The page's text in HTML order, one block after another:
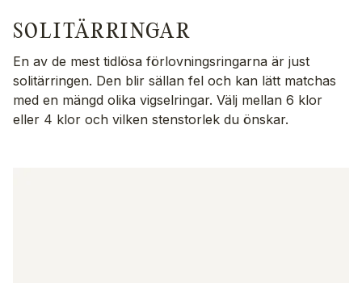
SOLITÄRRINGAR
En av de mest tidlösa förlovningsringarna är just
solitärringen. Den blir sällan fel och kan lätt matchas
med en mängd olika vigselringar. Välj mellan 6 klor
eller 4 klor och vilken stenstorlek du önskar.